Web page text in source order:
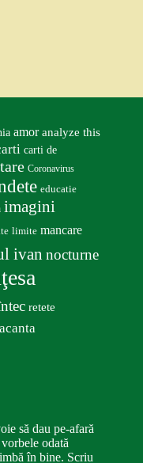
amor analyze this
carti de
Coronavirus
educatie
imagini
limite mancare
ivan nocturne
retete
să dau pe-afară
odată
în bine. Scriu